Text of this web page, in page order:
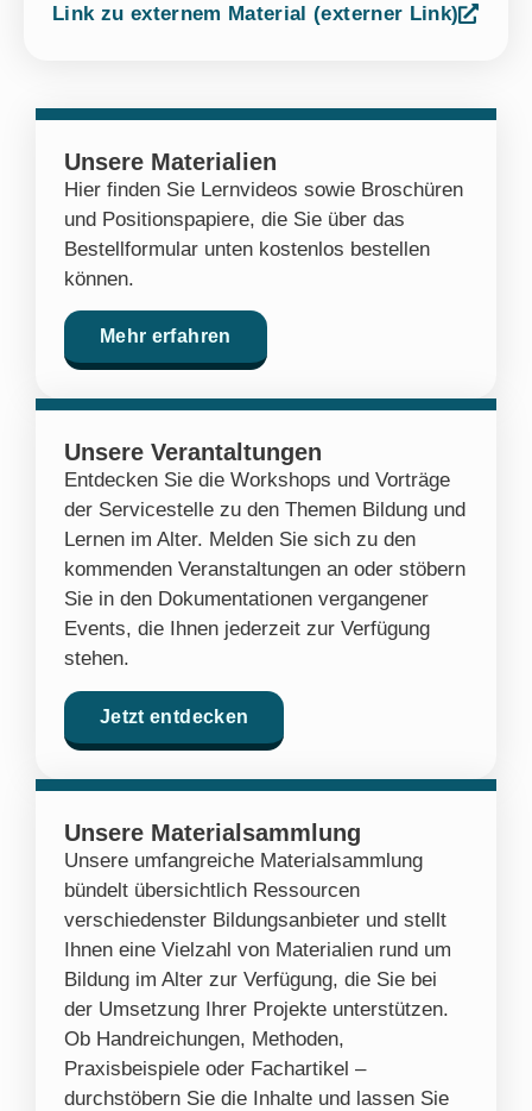
Link zu externem Material (externer Link)
Unsere Materialien
Hier finden Sie Lernvideos sowie Broschüren
und Positionspapiere, die Sie über das
Bestellformular unten kostenlos bestellen
können.
Mehr erfahren
Unsere Verantaltungen
Entdecken Sie die Workshops und Vorträge
der Servicestelle zu den Themen Bildung und
Lernen im Alter. Melden Sie sich zu den
kommenden Veranstaltungen an oder stöbern
Sie in den Dokumentationen vergangener
Events, die Ihnen jederzeit zur Verfügung
stehen.
Jetzt entdecken
Unsere Materialsammlung
Unsere umfangreiche Materialsammlung
bündelt übersichtlich Ressourcen
verschiedenster Bildungsanbieter und stellt
Ihnen eine Vielzahl von Materialien rund um
Bildung im Alter zur Verfügung, die Sie bei
der Umsetzung Ihrer Projekte unterstützen.
Ob Handreichungen, Methoden,
Praxisbeispiele oder Fachartikel –
durchstöbern Sie die Inhalte und lassen Sie